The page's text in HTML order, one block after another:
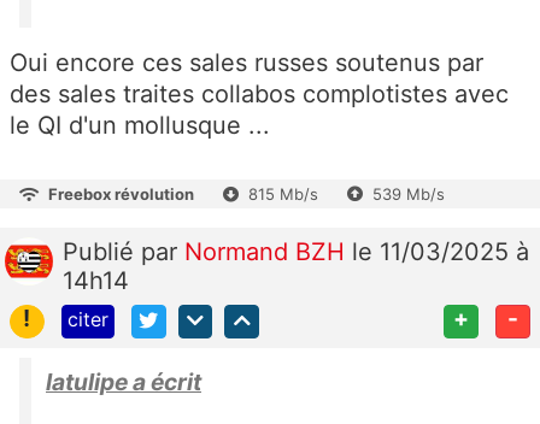
Oui encore ces sales russes soutenus par
des sales traites collabos complotistes avec
le QI d'un mollusque ...
Freebox révolution 815 Mb/s 539 Mb/s
Publié par Normand BZH le 11/03/2025 à
14h14
!
citer + -
latulipe a écrit